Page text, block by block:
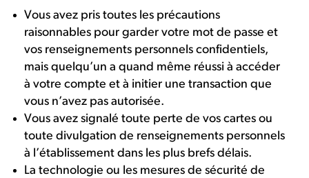
Vous avez pris toutes les précautions
raisonnables pour garder votre mot de passe et
vos renseignements personnels confidentiels,
mais quelqu’un a quand même réussi à accéder
à votre compte et à initier une transaction que
vous n’avez pas autorisée.
Vous avez signalé toute perte de vos cartes ou
toute divulgation de renseignements personnels
à l’établissement dans les plus brefs délais.
La technologie ou les mesures de sécurité de